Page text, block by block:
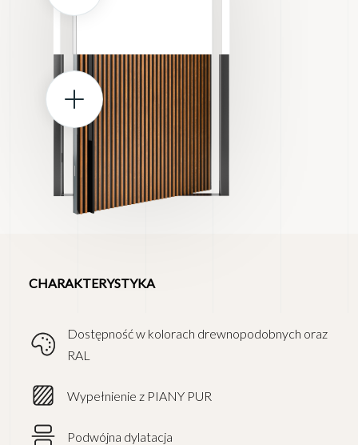
CHARAKTERYSTYKA
Dostępność w kolorach drewnopodobnych oraz
RAL
Wypełnienie z PIANY PUR
Podwójna dylatacja